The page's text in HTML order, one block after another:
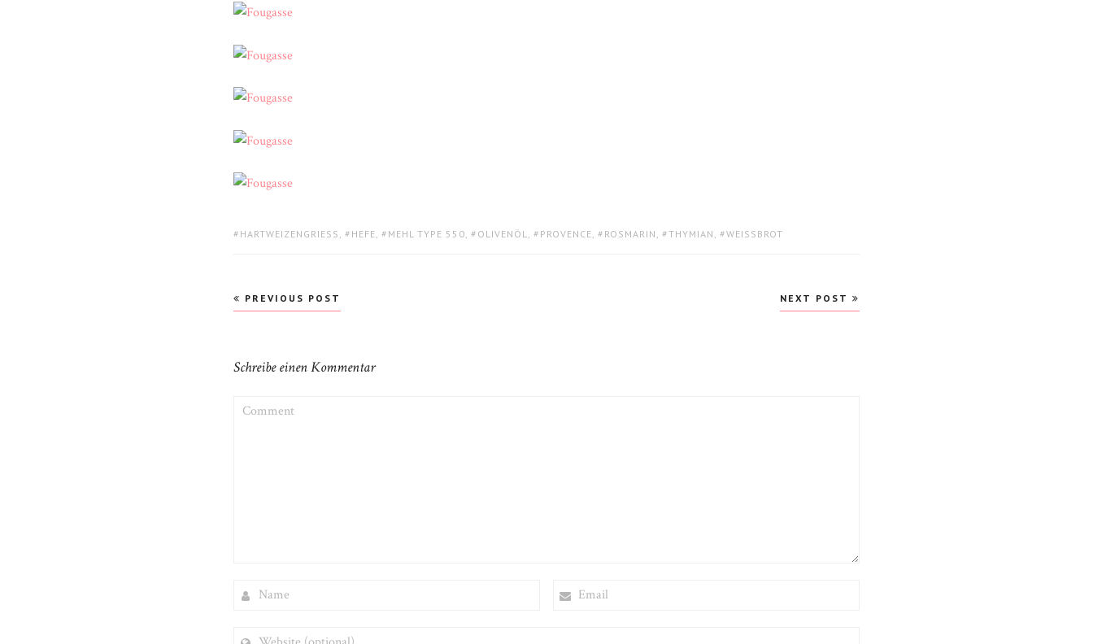
TAGS:
HARTWEIZENGRIESS , HEFE, MEHL TYPE 550, OLIVENÖL, PROVENCE, ROSMARIN , THYMIAN , WEISSBROT
Beitragsnavigation
PREVIOUS POST NEXT POST
Schreibe einen Kommentar